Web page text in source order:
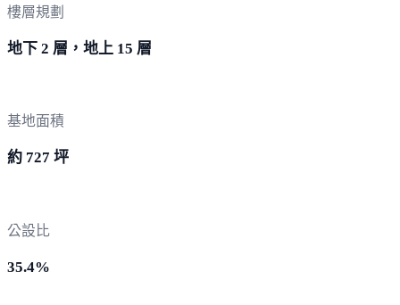
樓層規劃
地下 2 層，地上 15 層
基地面積
約 727 坪
公設比
35.4%